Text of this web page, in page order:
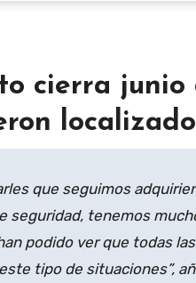
cierra junio
que seguimos
seguridad, tenemos
podido ver que todas
tipo de situaciones”,